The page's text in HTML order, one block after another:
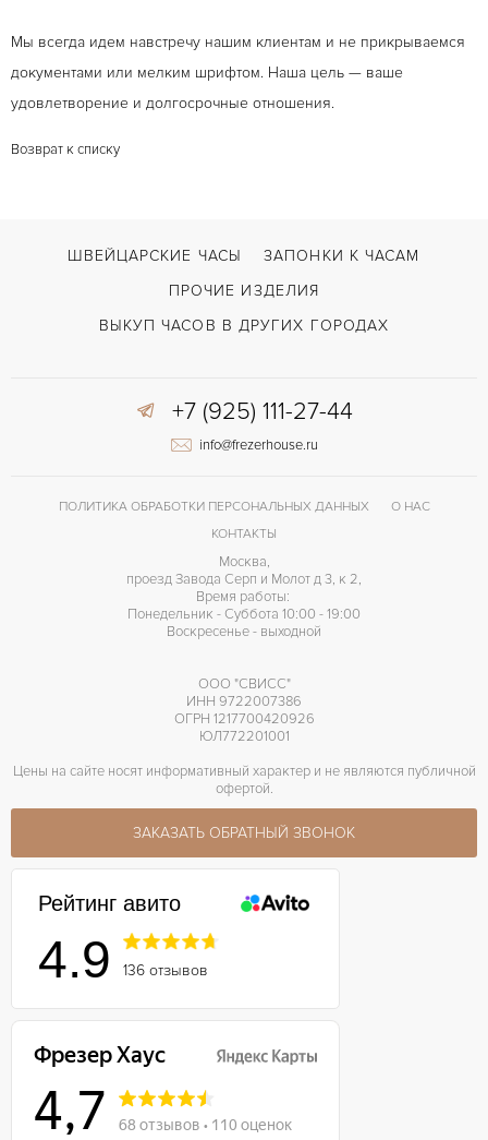
Мы всегда идем навстречу нашим клиентам и не прикрываемся
документами или мелким шрифтом. Наша цель — ваше
удовлетворение и долгосрочные отношения.
Возврат к списку
ШВЕЙЦАРСКИЕ ЧАСЫ
ЗАПОНКИ К ЧАСАМ
ПРОЧИЕ ИЗДЕЛИЯ
ВЫКУП ЧАСОВ В ДРУГИХ ГОРОДАХ
+7 (925) 111-27-44
info@frezerhouse.ru
ПОЛИТИКА ОБРАБОТКИ ПЕРСОНАЛЬНЫХ ДАННЫХ
О НАС
КОНТАКТЫ
Москва,
проезд Завода Серп и Молот д 3, к 2,
Время работы:
Понедельник - Суббота 10:00 - 19:00
Воскресенье - выходной
ООО "СВИСС"
ИНН 9722007386
ОГРН 1217700420926
ЮЛ772201001
Цены на сайте носят информативный характер и не являются публичной
офертой.
ЗАКАЗАТЬ ОБРАТНЫЙ ЗВОНОК
Рейтинг авито
4.9 136 отзывов